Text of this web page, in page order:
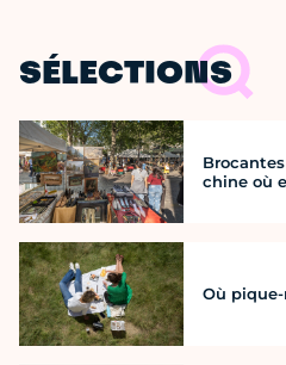
SÉLECTIONS
chine où
Où